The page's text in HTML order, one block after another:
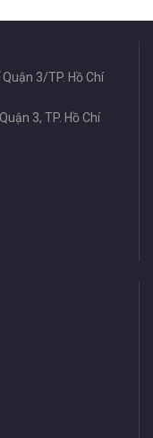
3/TP. Hồ Chí
3, TP. Hồ Chí